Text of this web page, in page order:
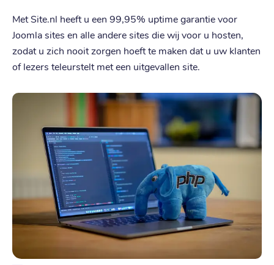
Met Site.nl heeft u een 99,95% uptime garantie voor
Joomla sites en alle andere sites die wij voor u hosten,
zodat u zich nooit zorgen hoeft te maken dat u uw klanten
of lezers teleurstelt met een uitgevallen site.